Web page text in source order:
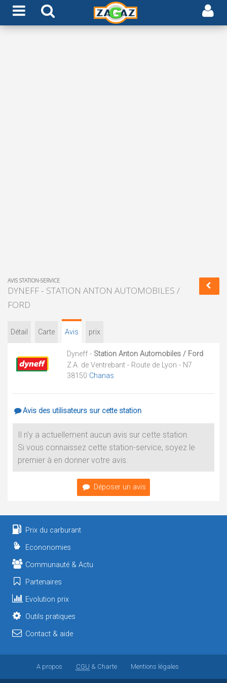
AVIS STATION-SERVICE
DYNEFF - STATION ANTON AUTOMOBILES /
FORD
Détail Carte Avis prix
Dyneff - Station Anton Automobiles / Ford
Z.A. de Ventrebant - Route de Lyon - N7
38150 Chanas
Avis des utilisateurs sur cette station
Il n'y a actuellement aucun avis sur cette station.
Si vous connaissez cette station-service, soyez le
premier à en donner votre avis.
Déposer un avis
Prix du carburant
Econonomies
Communauté & Actu
Partenaires
Evolution prix
Outils pratiques
Contact & aide
A propos CGU & Charte Mentions légales